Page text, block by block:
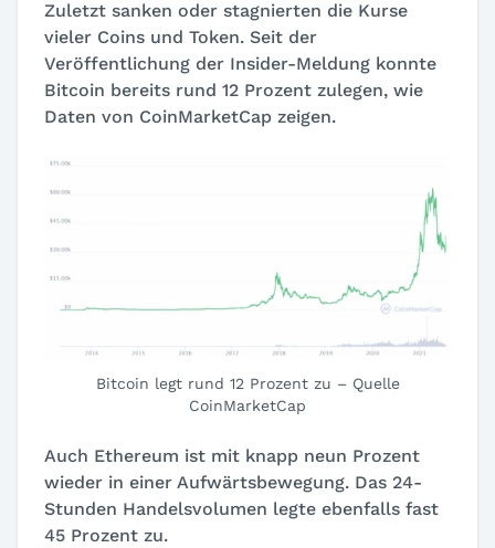
Zuletzt sanken oder stagnierten die Kurse
vieler Coins und Token. Seit der
Veröffentlichung der Insider-Meldung konnte
Bitcoin bereits rund 12 Prozent zulegen, wie
Daten von CoinMarketCap zeigen.
Bitcoin legt rund 12 Prozent zu – Quelle
CoinMarketCap
Auch Ethereum ist mit knapp neun Prozent
wieder in einer Aufwärtsbewegung. Das 24-
Stunden Handelsvolumen legte ebenfalls fast
45 Prozent zu.